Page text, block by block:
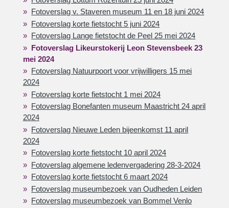
Fotoverslag v. Staveren museum 11 en 18 juni 2024
Fotoverslag korte fietstocht 5 juni 2024
Fotoverslag Lange fietstocht de Peel 25 mei 2024
Fotoverslag Likeurstokerij Leon Stevensbeek 23
mei 2024
Fotoverslag Natuurpoort voor vrijwilligers 15 mei
2024
Fotoverslag korte fietstocht 1 mei 2024
Fotoverslag Bonefanten museum Maastricht 24 april
2024
Fotoverslag Nieuwe Leden bijeenkomst 11 april
2024
Fotoverslag korte fietstocht 10 april 2024
Fotoverslag algemene ledenvergadering 28-3-2024
Fotoverslag korte fietstocht 6 maart 2024
Fotoverslag museumbezoek van Oudheden Leiden
Fotoverslag museumbezoek van Bommel Venlo